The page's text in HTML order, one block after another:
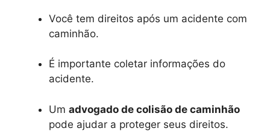
Você tem direitos após um acidente com
caminhão.
É importante coletar informações do
acidente.
Um advogado de colisão de caminhão
pode ajudar a proteger seus direitos.